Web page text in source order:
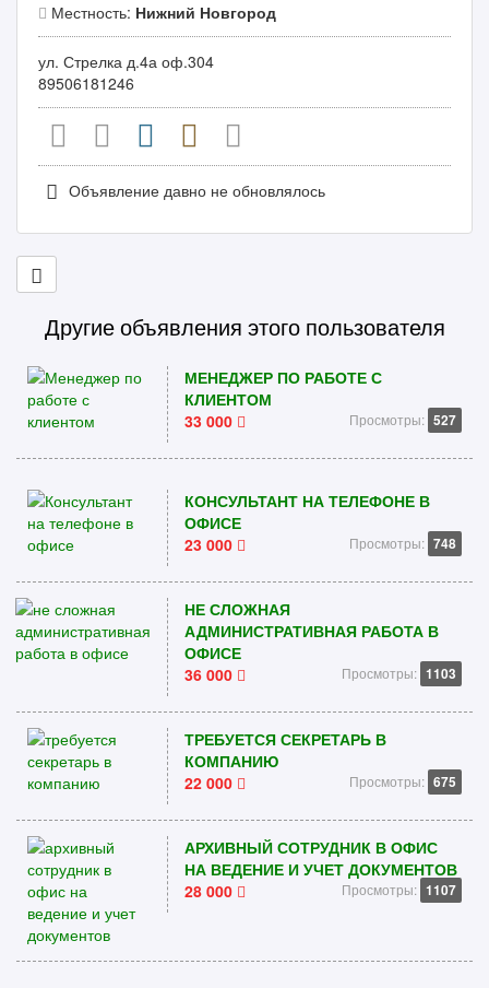
Местность: Нижний Новгород
ул. Стрелка д.4а оф.304
89506181246
Объявление давно не обновлялось
Другие объявления этого пользователя
МЕНЕДЖЕР ПО РАБОТЕ С
КЛИЕНТОМ
33 000
Просмотры: 527
КОНСУЛЬТАНТ НА ТЕЛЕФОНЕ В
ОФИСЕ
23 000
Просмотры: 748
НЕ СЛОЖНАЯ
АДМИНИСТРАТИВНАЯ РАБОТА В
ОФИСЕ
36 000
Просмотры: 1103
ТРЕБУЕТСЯ СЕКРЕТАРЬ В
КОМПАНИЮ
22 000
Просмотры: 675
АРХИВНЫЙ СОТРУДНИК В ОФИС
НА ВЕДЕНИЕ И УЧЕТ ДОКУМЕНТОВ
28 000
Просмотры: 1107